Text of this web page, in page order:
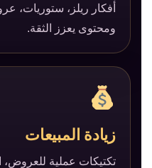
أفكار ريلز، ستوريات،
ومحتوى يعزز الثقة.
زيادة المبيعات
تكتيكات عملية للعروض،